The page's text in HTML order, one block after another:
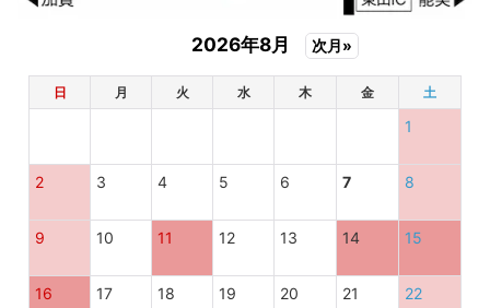
2026年8月 次月»
日 月 火 水 木 金 土
1
2 3 4 5 6 7 8
9 10 11 12 13 14 15
16 17 18 19 20 21 22